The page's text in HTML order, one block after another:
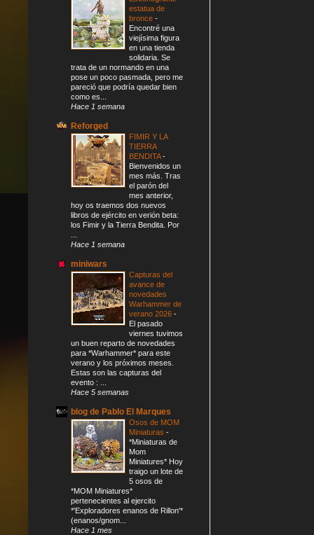
estatua de
bronce -
Encontré una
viejísima figura
en una tienda
solidaria. Se
trata de un normando en una
pose un poco pasmada, pero me
pareció que podría quedar bien
como es...
Hace 1 semana
Reforged
FIMIR Y LA
TIERRA
BENDITA-
Bienvenidos un
mes más. Tras
el parón del
mes anterior,
hoy os traemos dos nuevos
libros de ejército en verión beta:
los Fimir y la Tierra Bendita. Por
Hace 1 semana
miniwars
Capturas del
avance de
novedades
Warhammer de
verano 2026 -
El pasado
viernes tuvimos
un buen reparto de novedades
para *Warhammer* para este
verano y los próximos meses.
Estas son las capturas del
evento : ...
Hace 5 semanas
blog de Pablo El Marques
Osos de MOM
Miniaturas -
*Miniaturas de
Mom
Miniatures* Hoy
traigo un lote de
5 osos de
*MOM Miniatures*
pertenecientes al ejercito
*'Exploradores enanos de Rillon'*
(enanos/gnom...
Hace 1 mes